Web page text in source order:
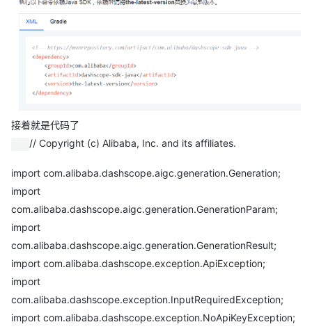
接着就是代码了
// Copyright (c) Alibaba, Inc. and its affiliates.
import com.alibaba.dashscope.aigc.generation.Generation;
import
com.alibaba.dashscope.aigc.generation.GenerationParam;
import
com.alibaba.dashscope.aigc.generation.GenerationResult;
import com.alibaba.dashscope.exception.ApiException;
import
com.alibaba.dashscope.exception.InputRequiredException;
import com.alibaba.dashscope.exception.NoApiKeyException;